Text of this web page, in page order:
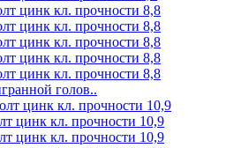
цинк кл. прочности 8,8
цинк кл. прочности 8,8
цинк кл. прочности 8,8
цинк кл. прочности 8,8
цинк кл. прочности 8,8
голов..
цинк кл. прочности 10,9
цинк кл. прочности 10,9
цинк кл. прочности 10,9